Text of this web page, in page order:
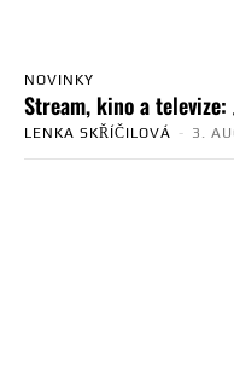
NOVINKY
Stream, kino a
LENKA SKŘÍČILOVÁ - 3.